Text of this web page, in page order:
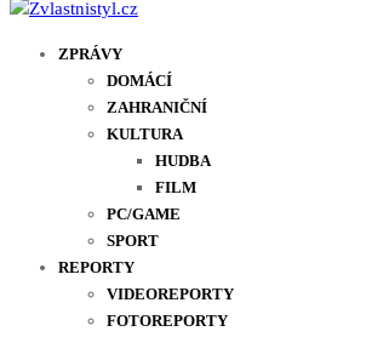
ZPRÁVY
DOMÁCÍ
ZAHRANIČNÍ
KULTURA
HUDBA
FILM
PC/GAME
SPORT
REPORTY
VIDEOREPORTY
FOTOREPORTY